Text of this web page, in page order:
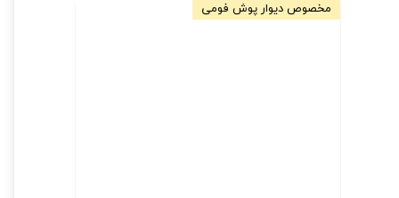
مخصوص دیوار پوش فومی